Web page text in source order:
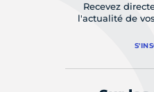
Recevez
l'actualité de